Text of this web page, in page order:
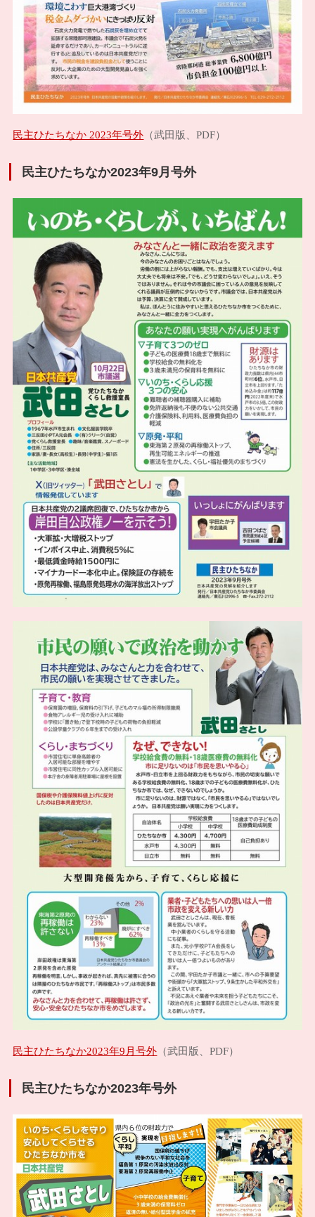
民主ひたちなか 2023年号外 （武田版、PDF）
民主ひたちなか2023年9月号外
民主ひたちなか2023年9月号外 （武田版、PDF）
民主ひたちなか2023年号外